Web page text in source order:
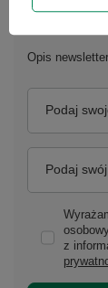
Opis
Podaj
Podaj
z